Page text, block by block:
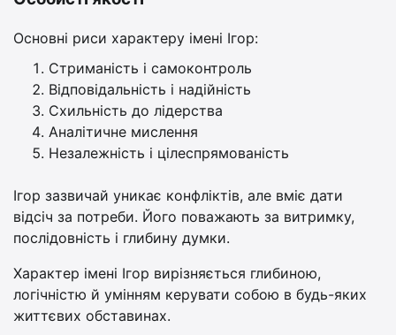
Основні риси характеру імені Ігор:
Стриманість і самоконтроль
Відповідальність і надійність
Схильність до лідерства
Аналітичне мислення
Незалежність і цілеспрямованість
Ігор зазвичай уникає конфліктів, але вміє дати
відсіч за потреби. Його поважають за витримку,
послідовність і глибину думки.
Характер імені Ігор вирізняється глибиною,
логічністю й умінням керувати собою в будь-яких
життєвих обставинах.